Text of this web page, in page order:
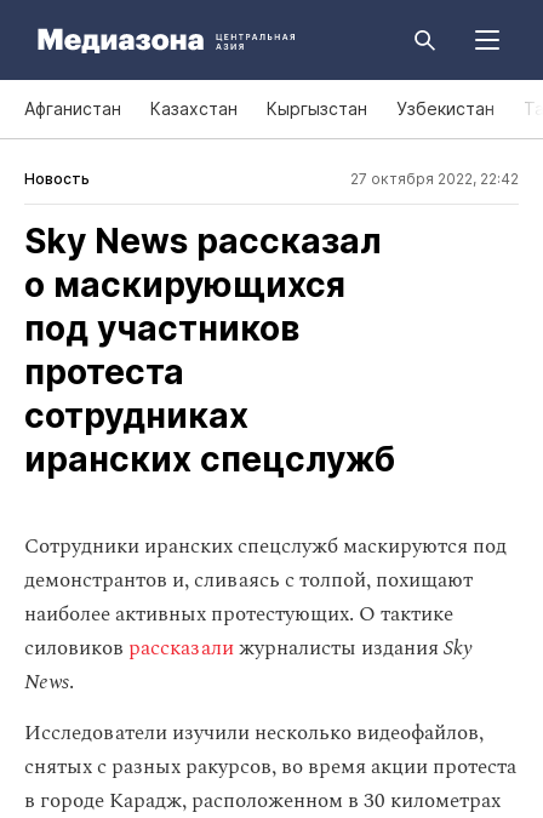
Афганистан Казахстан Кыргызстан Узбекистан
Новость 27 октября 2022, 22:42
Sky News рассказал
о маскирующихся
под участников
протеста
сотрудниках
иранских спецслужб
Сотрудники иранских спецслужб маскируются под
демонстрантов и, сливаясь с толпой, похищают
наиболее активных протестующих. О тактике
силовиков рассказалижурналисты изданияSky
News.
Исследователи изучили несколько видеофайлов,
снятых с разных ракурсов, во время акции протеста
в городе Карадж, расположенном в 30 километрах